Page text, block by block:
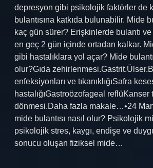
depresyon gibi psikolojik faktörler de
bulantısına katkıda bulunabilir. Mide
kaç gün sürer? Erişkinlerde bulantı
en geç 2 gün içinde ortadan kalkar.
gibi hastalıklara yol açar? Mide
olur?Gıda
enfeksiyonları ve tıkanıklığıSafra
hastalığıGastroözofageal
dönmesi.Daha fazla makale…•24
mide bulantısı nasıl olur? Psikolojik
psikolojik stres, kaygı, endişe ve
sonucu oluşan fiziksel mide…